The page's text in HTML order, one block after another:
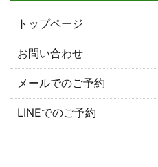
トップページ
お問い合わせ
メールでのご予約
LINEでのご予約